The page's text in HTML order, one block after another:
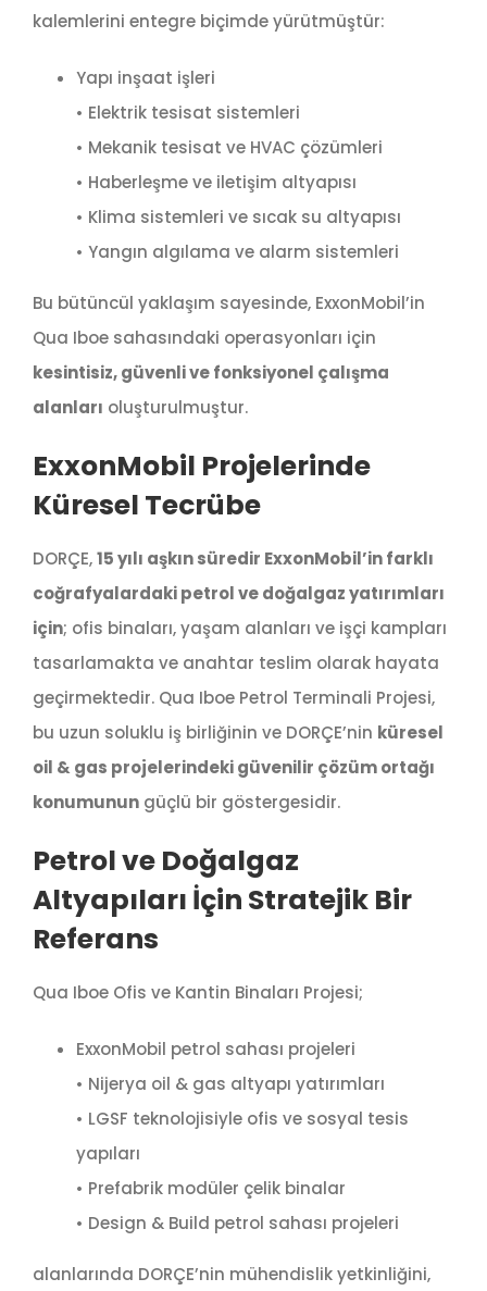
kalemlerini entegre biçimde yürütmüştür:
Yapı inşaat işleri
• Elektrik tesisat sistemleri
• Mekanik tesisat ve HVAC çözümleri
• Haberleşme ve iletişim altyapısı
• Klima sistemleri ve sıcak su altyapısı
• Yangın algılama ve alarm sistemleri
Bu bütüncül yaklaşım sayesinde, ExxonMobil’in
Qua Iboe sahasındaki operasyonları için
kesintisiz, güvenli ve fonksiyonel çalışma
alanları oluşturulmuştur.
ExxonMobil Projelerinde
Küresel Tecrübe
DORÇE,15 yılı aşkın süredir ExxonMobil’in farklı
coğrafyalardaki petrol ve doğalgaz yatırımları
için; ofis binaları, yaşam alanları ve işçi kampları
tasarlamakta ve anahtar teslim olarak hayata
geçirmektedir. Qua Iboe Petrol Terminali Projesi,
bu uzun soluklu iş birliğinin ve DORÇE’nin küresel
oil & gas projelerindeki güvenilir çözüm ortağı
konumunungüçlü bir göstergesidir.
Petrol ve Doğalgaz
Altyapıları İçin Stratejik Bir
Referans
Qua Iboe Ofis ve Kantin Binaları Projesi;
ExxonMobil petrol sahası projeleri
• Nijerya oil & gas altyapı yatırımları
• LGSF teknolojisiyle ofis ve sosyal tesis
yapıları
• Prefabrik modüler çelik binalar
• Design & Build petrol sahası projeleri
alanlarında DORÇE’nin mühendislik yetkinliğini,